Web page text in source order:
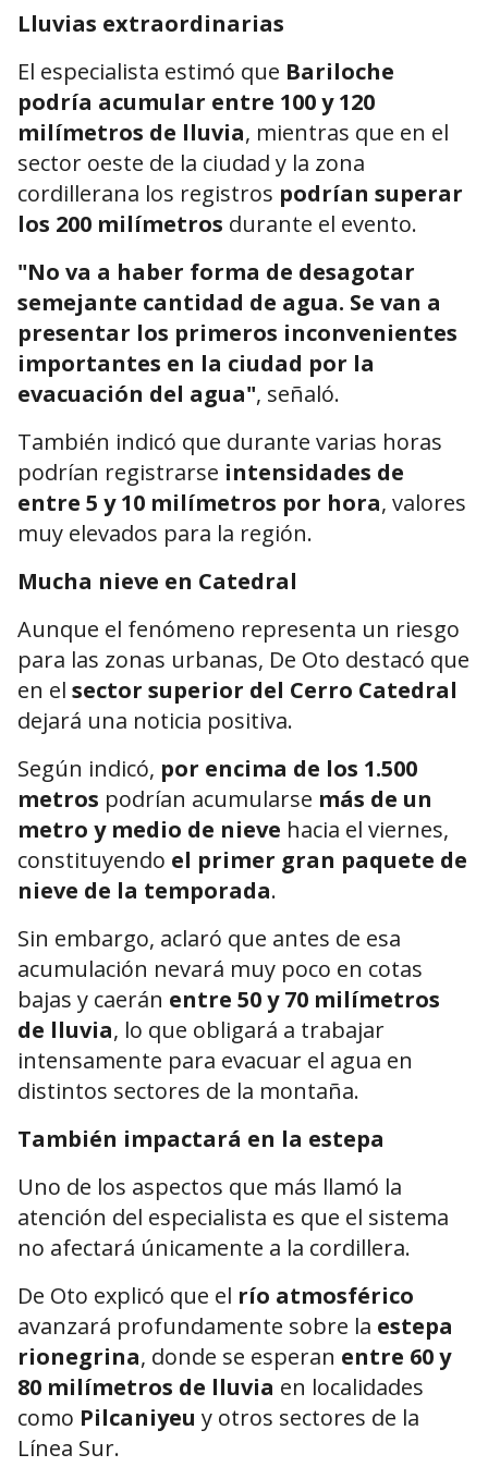
Lluvias extraordinarias
El especialista estimó que Bariloche
podría acumular entre 100 y 120
milímetros de lluvia, mientras que en el
sector oeste de la ciudad y la zona
cordillerana los registros podrían superar
los 200 milímetros durante el evento.
"No va a haber forma de desagotar
semejante cantidad de agua. Se van a
presentar los primeros inconvenientes
importantes en la ciudad por la
evacuación del agua", señaló.
También indicó que durante varias horas
podrían registrarse intensidades de
entre 5 y 10 milímetros por hora, valores
muy elevados para la región.
Mucha nieve en Catedral
Aunque el fenómeno representa un riesgo
para las zonas urbanas, De Oto destacó que
en el sector superior del Cerro Catedral
dejará una noticia positiva.
Según indicó, por encima de los 1.500
metros podrían acumularse más de un
metro y medio de nieve hacia el viernes,
constituyendo el primer gran paquete de
nieve de la temporada.
Sin embargo, aclaró que antes de esa
acumulación nevará muy poco en cotas
bajas y caerán entre 50 y 70 milímetros
de lluvia, lo que obligará a trabajar
intensamente para evacuar el agua en
distintos sectores de la montaña.
También impactará en la estepa
Uno de los aspectos que más llamó la
atención del especialista es que el sistema
no afectará únicamente a la cordillera.
De Oto explicó que el río atmosférico
avanzará profundamente sobre la estepa
rionegrina, donde se esperan entre 60 y
80 milímetros de lluvia en localidades
como Pilcaniyeu y otros sectores de la
Línea Sur.